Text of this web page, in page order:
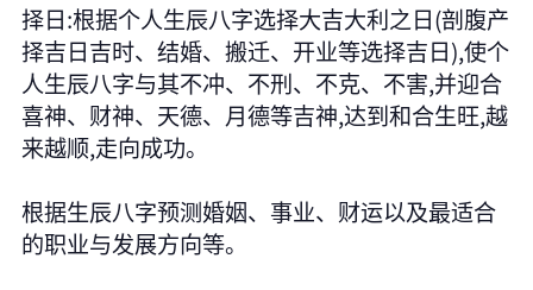
择日:根据个人生辰八字选择大吉大利之日(剖腹产
择吉日吉时、结婚、搬迁、开业等选择吉日),使个
人生辰八字与其不冲、不刑、不克、不害,并迎合
喜神、财神、天德、月德等吉神,达到和合生旺,越
来越顺,走向成功。
根据生辰八字预测婚姻、事业、财运以及最适合
的职业与发展方向等。